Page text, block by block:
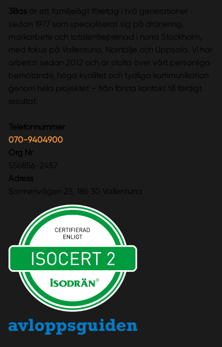
3Bas är ett familjeägt företag i två generationer
sedan 1977 som specialiserat sig på dränering,
markarbete och totalentreprenad i norra Stockholm,
med fokus på Vallentuna, Norrtälje och Uppsala. Vi har
arbetat sedan 2012 och är stolta över vårt personliga
bemötande, höga kvalitet och tydliga kommunikation
genom hela projektet – från första kontakt till färdigt
resultat.
Telefonnummer
070-9404900
Org Nr
556856-2457
Adress
Sormenvägen 25, 186 30 Vallentuna